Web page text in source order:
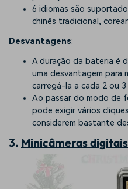
6 idiomas são
chinês tradicional,
Desvantagens:
A duração da bateria é
uma desvantagem para
carregá-la a cada 2 ou 3
Ao passar do modo de
pode exigir vários
considerem bastante
3. Minicâmeras